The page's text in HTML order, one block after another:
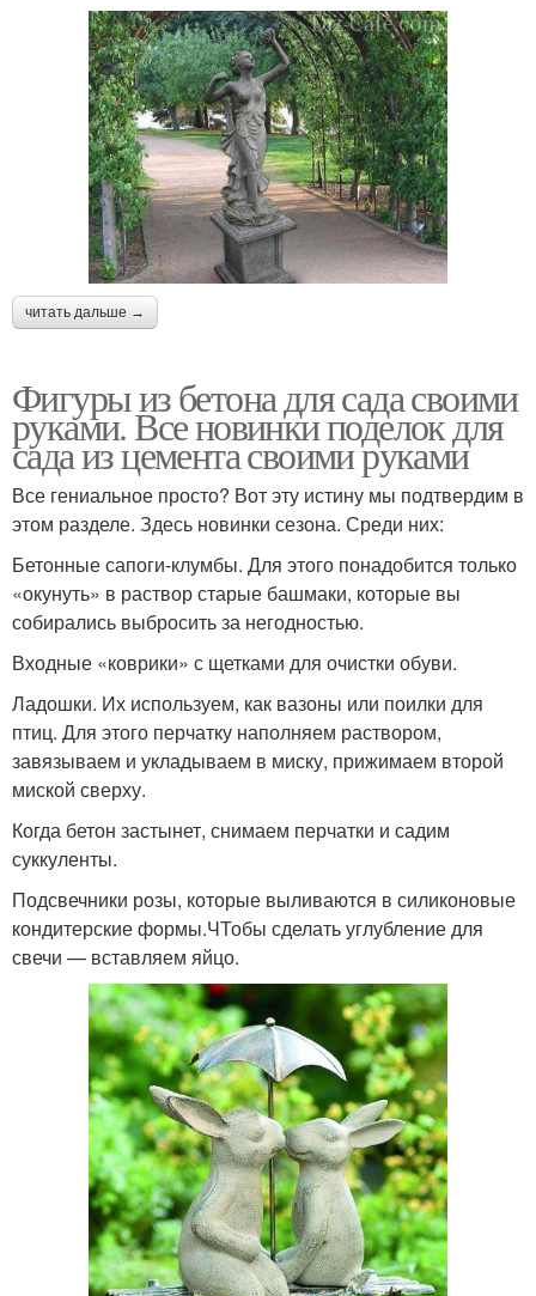
читать дальше →
Фигуры из бетона для сада своими
руками. Все новинки поделок для
сада из цемента своими руками
Все гениальное просто? Вот эту истину мы подтвердим в
этом разделе. Здесь новинки сезона. Среди них:
Бетонные сапоги-клумбы. Для этого понадобится только
«окунуть» в раствор старые башмаки, которые вы
собирались выбросить за негодностью.
Входные «коврики» с щетками для очистки обуви.
Ладошки. Их используем, как вазоны или поилки для
птиц. Для этого перчатку наполняем раствором,
завязываем и укладываем в миску, прижимаем второй
миской сверху.
Когда бетон застынет, снимаем перчатки и садим
суккуленты.
Подсвечники розы, которые выливаются в силиконовые
кондитерские формы.ЧТобы сделать углубление для
свечи — вставляем яйцо.